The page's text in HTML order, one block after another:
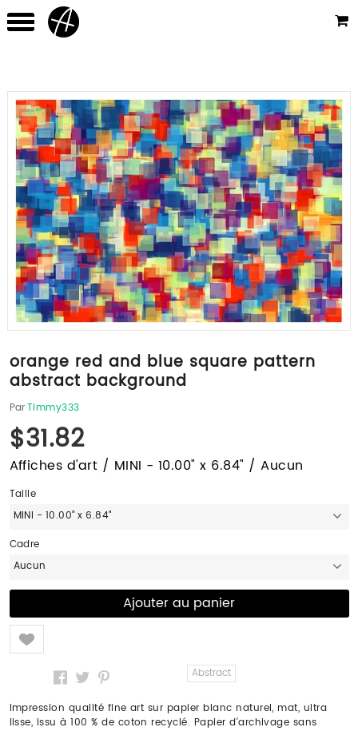
orange red and blue square pattern
abstract background
ParTimmy333
$31.82
Affiches d'art / MINI - 10.00" x 6.84" / Aucun
Taille
MINI - 10.00" x 6.84"
Cadre
Aucun
Like
Abstract
Impression qualité fine art sur papier blanc naturel, mat, ultra
lisse, issu à 100 % de coton recyclé. Papier d'archivage sans